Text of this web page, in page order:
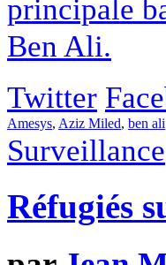
principale
Ben Ali.
Twitter
Amesys, Aziz Miled, ben ali
Surveillance
Réfugiés